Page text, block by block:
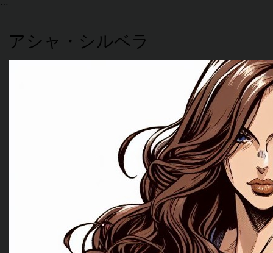
アシャ・シルベラ